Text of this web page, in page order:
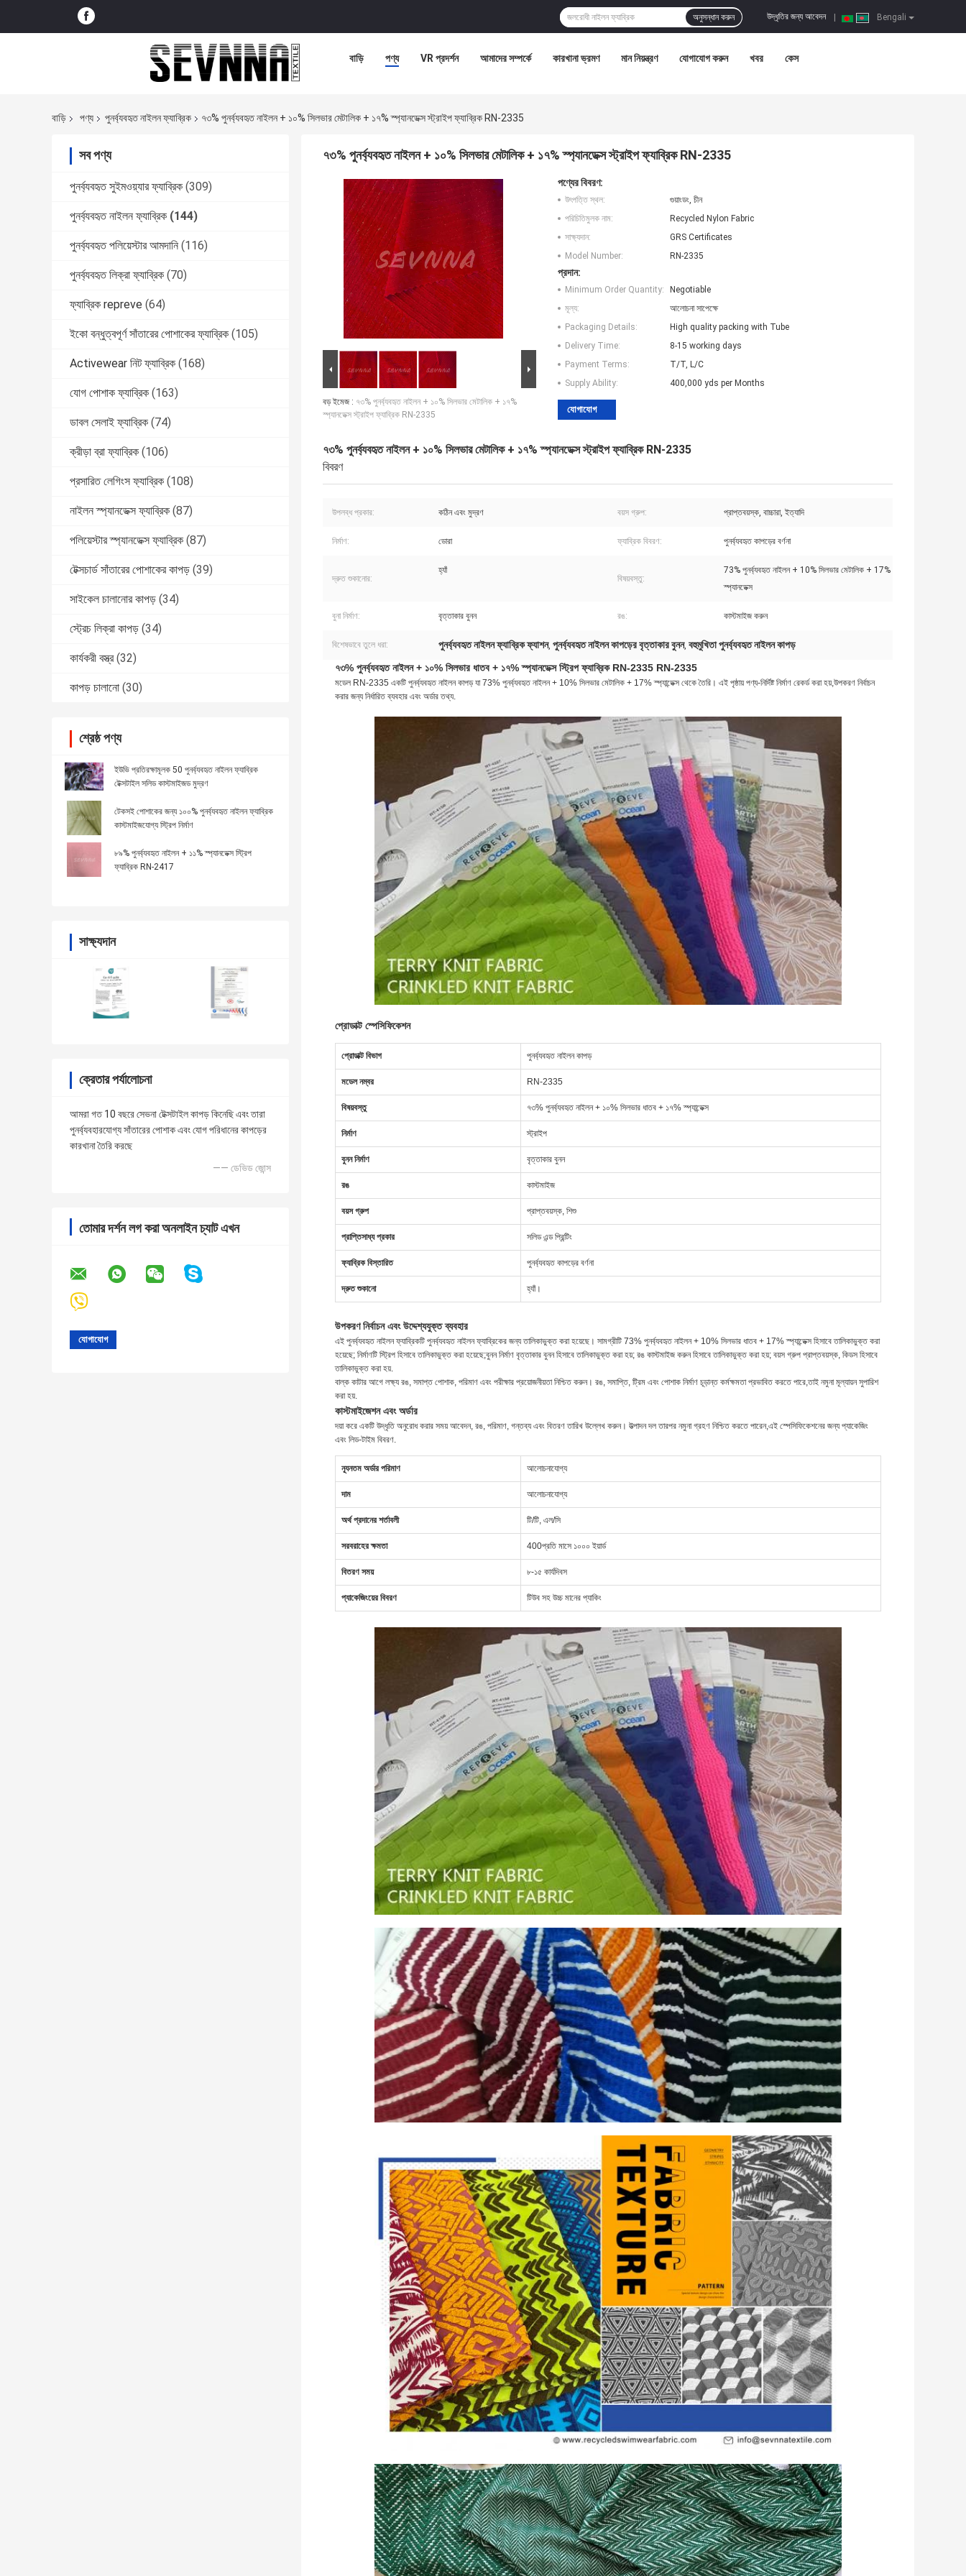
Bengali
উদ্ধৃতির জন্য আবেদন
অনুসন্ধান করুন
বাড়ি পণ্য VR প্রদর্শন আমাদের সম্পর্কে কারখানা ভ্রমণ মান নিয়ন্ত্রণ যোগাযোগ করুন খবর কেস
বাড়ি পণ্য পুনর্ব্যবহৃত নাইলন ফ্যাব্রিক ৭৩% পুনর্ব্যবহৃত নাইলন + ১০% সিলভার মেটালিক + ১৭% স্প্যানডেক্স স্ট্রাইপ ফ্যাব্রিক RN-2335
সব পণ্য
পুনর্ব্যবহৃত সুইমওয়্যার ফ্যাব্রিক (309)
পুনর্ব্যবহৃত নাইলন ফ্যাব্রিক (144)
পুনর্ব্যবহৃত পলিয়েস্টার আমদানি (116)
পুনর্ব্যবহৃত লিক্রা ফ্যাব্রিক (70)
ফ্যাব্রিক repreve (64)
ইকো বন্ধুত্বপূর্ণ সাঁতারের পোশাকের ফ্যাব্রিক (105)
Activewear নিট ফ্যাব্রিক (168)
যোগ পোশাক ফ্যাব্রিক (163)
ডাবল সেলাই ফ্যাব্রিক (74)
ক্রীড়া ব্রা ফ্যাব্রিক (106)
প্রসারিত লেগিংস ফ্যাব্রিক (108)
নাইলন স্প্যানডেক্স ফ্যাব্রিক (87)
পলিয়েস্টার স্প্যানডেক্স ফ্যাব্রিক (87)
টেক্সচার্ড সাঁতারের পোশাকের কাপড় (39)
সাইকেল চালানোর কাপড় (34)
স্ট্রেচ লিক্রা কাপড় (34)
কার্যকরী বস্ত্র (32)
কাপড় চালানো (30)
শ্রেষ্ঠ পণ্য
ইউভি প্রতিরক্ষামূলক 50 পুনর্ব্যবহৃত নাইলন ফ্যাব্রিক
টেক্সটাইল সলিড কাস্টমাইজড মুদ্রণ
টেকসই পোশাকের জন্য ১০০% পুনর্ব্যবহৃত নাইলন ফ্যাব্রিক
কাস্টমাইজযোগ্য স্ট্রিপ নির্মাণ
৮৯% পুনর্ব্যবহৃত নাইলন + ১১% স্প্যানডেক্স স্ট্রিপ
ফ্যাব্রিক RN-2417
সাক্ষ্যদান
ক্রেতার পর্যালোচনা
আমরা গত 10 বছরে সেভনা টেক্সটাইল কাপড় কিনেছি এবং তারা
পুনর্ব্যবহারযোগ্য সাঁতারের পোশাক এবং যোগ পরিধানের কাপড়ের
কারখানা তৈরি করছে
—— ডেভিড জোন্স
তোমার দর্শন লগ করা অনলাইন চ্যাট এখন
৭৩% পুনর্ব্যবহৃত নাইলন + ১০% সিলভার মেটালিক + ১৭% স্প্যানডেক্স স্ট্রাইপ ফ্যাব্রিক RN-2335
বড় ইমেজ : ৭৩% পুনর্ব্যবহৃত নাইলন + ১০% সিলভার মেটালিক + ১৭%
স্প্যানডেক্স স্ট্রাইপ ফ্যাব্রিক RN-2335
পণ্যের বিবরণ:
উৎপত্তি স্থল:
গুয়াংডং, চীন
পরিচিতিমুলক নাম:
Recycled Nylon Fabric
সাক্ষ্যদান:
GRS Certificates
Model Number:
RN-2335
প্রদান:
Minimum Order Quantity:
Negotiable
মূল্য:
আলোচনা সাপেক্ষে
Packaging Details:
High quality packing with Tube
Delivery Time:
8-15 working days
Payment Terms:
T/T, L/C
Supply Ability:
400,000 yds per Months
যোগাযোগ
৭৩% পুনর্ব্যবহৃত নাইলন + ১০% সিলভার মেটালিক + ১৭% স্প্যানডেক্স স্ট্রাইপ ফ্যাব্রিক RN-2335
বিবরণ
উপলব্ধ প্রকার: কঠিন এবং মুদ্রণ বয়স গ্রুপ: প্রাপ্তবয়স্ক, বাচ্চারা, ইত্যাদি
নির্মাণ: ডোরা ফ্যাব্রিক বিবরণ: পুনর্ব্যবহৃত কাপড়ের বর্ণনা
দ্রুত শুকানোর:
হ্যাঁ
বিষয়বস্তু:
73% পুনর্ব্যবহৃত নাইলন + 10% সিলভার মেটালিক + 17%
স্প্যানডেক্স
বুনা নির্মাণ: বৃত্তাকার বুনন রঙ: কাস্টমাইজ করুন
বিশেষভাবে তুলে ধরা: পুনর্ব্যবহৃত নাইলন ফ্যাব্রিক ফ্যাশন, পুনর্ব্যবহৃত নাইলন কাপড়ের বৃত্তাকার বুনন, বহুমুখিতা পুনর্ব্যবহৃত নাইলন কাপড়
৭৩% পুনর্ব্যবহৃত নাইলন + ১০% সিলভার ধাতব + ১৭% স্প্যানডেক্স স্ট্রিপ ফ্যাব্রিক RN-2335 RN-2335
মডেল RN-2335 একটি পুনর্ব্যবহৃত নাইলন কাপড় যা 73% পুনর্ব্যবহৃত নাইলন + 10% সিলভার মেটালিক + 17% স্প্যান্ডেক্স থেকে তৈরি। এই পৃষ্ঠায় পণ্য-নির্দিষ্ট নির্মাণ রেকর্ড করা হয়,উপকরণ নির্বাচন
করার জন্য নির্ধারিত ব্যবহার এবং অর্ডার তথ্য.
প্রোডাক্ট স্পেসিফিকেশন
প্রোডাক্ট বিভাগ পুনর্ব্যবহৃত নাইলন কাপড়
মডেল নম্বর RN-2335
বিষয়বস্তু ৭৩% পুনর্ব্যবহৃত নাইলন + ১০% সিলভার ধাতব + ১৭% স্প্যান্ডেক্স
নির্মাণ স্ট্রাইপ
বুনন নির্মাণ বৃত্তাকার বুনন
রঙ কাস্টমাইজ
বয়স গ্রুপ প্রাপ্তবয়স্ক, শিশু
প্রাপ্তিসাধ্য প্রকার সলিড এন্ড প্রিন্টিং
ফ্যাব্রিক বিস্তারিত পুনর্ব্যবহৃত কাপড়ের বর্ণনা
দ্রুত শুকানো হ্যাঁ।
উপকরণ নির্বাচন এবং উদ্দেশ্যযুক্ত ব্যবহার
এই পুনর্ব্যবহৃত নাইলন ফ্যাব্রিকটি পুনর্ব্যবহৃত নাইলন ফ্যাব্রিকের জন্য তালিকাভুক্ত করা হয়েছে। সামগ্রীটি 73% পুনর্ব্যবহৃত নাইলন + 10% সিলভার ধাতব + 17% স্প্যান্ডেক্স হিসাবে তালিকাভুক্ত করা
হয়েছে; নির্মাণটি স্ট্রিপ হিসাবে তালিকাভুক্ত করা হয়েছে;বুনন নির্মাণ বৃত্তাকার বুনন হিসাবে তালিকাভুক্ত করা হয়; রঙ কাস্টমাইজ করুন হিসাবে তালিকাভুক্ত করা হয়; বয়স গ্রুপ প্রাপ্তবয়স্ক, কিডস হিসাবে
তালিকাভুক্ত করা হয়.
বাল্ক কাটার আগে লক্ষ্য রঙ, সমাপ্ত পোশাক, পরিমাণ এবং পরীক্ষার প্রয়োজনীয়তা নিশ্চিত করুন। রঙ, সমাপ্তি, ট্রিম এবং পোশাক নির্মাণ চূড়ান্ত কর্মক্ষমতা প্রভাবিত করতে পারে,তাই নমুনা মূল্যায়ন সুপারিশ
করা হয়.
কাস্টমাইজেশন এবং অর্ডার
দয়া করে একটি উদ্ধৃতি অনুরোধ করার সময় আবেদন, রঙ, পরিমাণ, গন্তব্য এবং বিতরণ তারিখ উল্লেখ করুন। উত্পাদন দল তারপর নমুনা গ্রহণ নিশ্চিত করতে পারেন,এই স্পেসিফিকেশনের জন্য প্যাকেজিং
এবং লিড-টাইম বিবরণ.
ন্যূনতম অর্ডার পরিমাণ আলোচনাযোগ্য
দাম আলোচনাযোগ্য
অর্থ প্রদানের শর্তাবলী টি/টি, এল/সি
সরবরাহের ক্ষমতা 400প্রতি মাসে ১০০০ ইয়ার্ড
বিতরণ সময় ৮-১৫ কার্যদিবস
প্যাকেজিংয়ের বিবরণ টিউব সহ উচ্চ মানের প্যাকিং